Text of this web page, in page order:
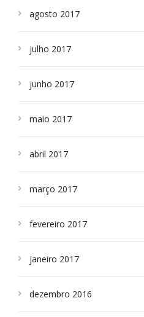
agosto 2017
julho 2017
junho 2017
maio 2017
abril 2017
março 2017
fevereiro 2017
janeiro 2017
dezembro 2016